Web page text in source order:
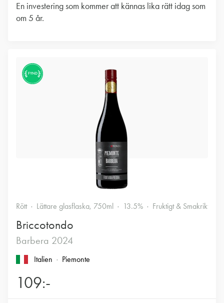
En investering som kommer att kännas lika rätt idag som
om 5 år.
FYND
Rött Lättare glasflaska, 750ml 13.5% Fruktigt & Smakrikt
Briccotondo
Barbera 2024
Italien Piemonte
109:-